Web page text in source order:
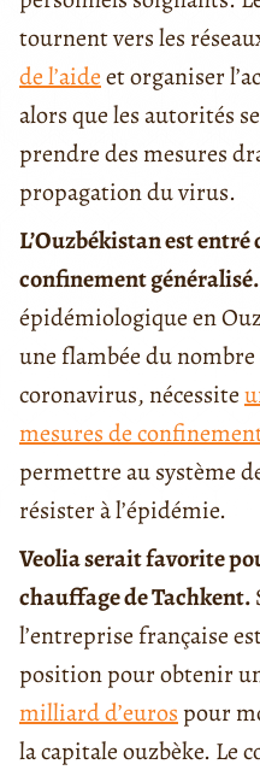
tournent vers les
de l’aideet organiser
alors que les autorités
prendre des mesures
propagation du virus.
L’Ouzbékistan est entré
confinement généralisé.
épidémiologique en
une flambée du nombre
coronavirus, nécessite
mesures de
permettre au système
résister à l’épidémie.
Veolia serait favorite
chauffage de Tachkent.
l’entreprise française
position pour obtenir
milliard d’eurospour
la capitale ouzbèke. Le